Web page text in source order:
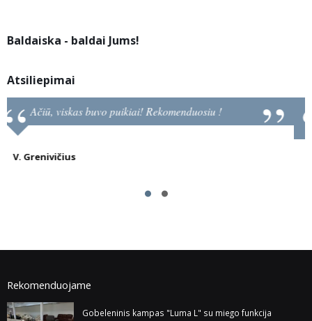
Baldaiska - baldai Jums!
Atsiliepimai
Jūsų komanda visada gerai dirba . Ačiū už
paslaugas . Geriausi baldai kokius esu pirkus!
Rekomenduojame
Gobeleninis kampas "Luma L" su miego funkcija